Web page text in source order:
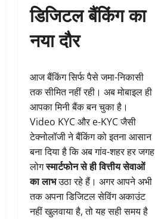
डिजिटल बैंकिंग का
नया दौर
आज बैंकिंग सिर्फ पैसे जमा-निकासी
तक सीमित नहीं रही। अब मोबाइल ही
आपका मिनी बैंक बन चुका है।
Video KYC और e-KYC जैसी
टेक्नोलॉजी ने बैंकिंग को इतना आसान
बना दिया है कि अब गांव-शहर हर जगह
लोगस्मार्टफोन से ही वित्तीय सेवाओं
का लाभउठा रहे हैं। अगर आपने अभी
तक अपना डिजिटल सेविंग अकाउंट
नहीं खुलवाया है, तो यह सही समय है